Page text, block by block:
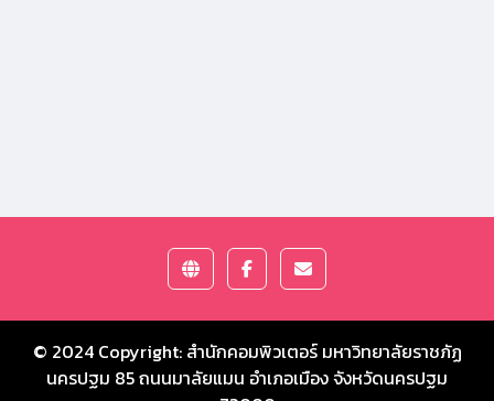
© 2024 Copyright: สำนักคอมพิวเตอร์ มหาวิทยาลัยราชภัฏ
นครปฐม 85 ถนนมาลัยแมน อำเภอเมือง จังหวัดนครปฐม